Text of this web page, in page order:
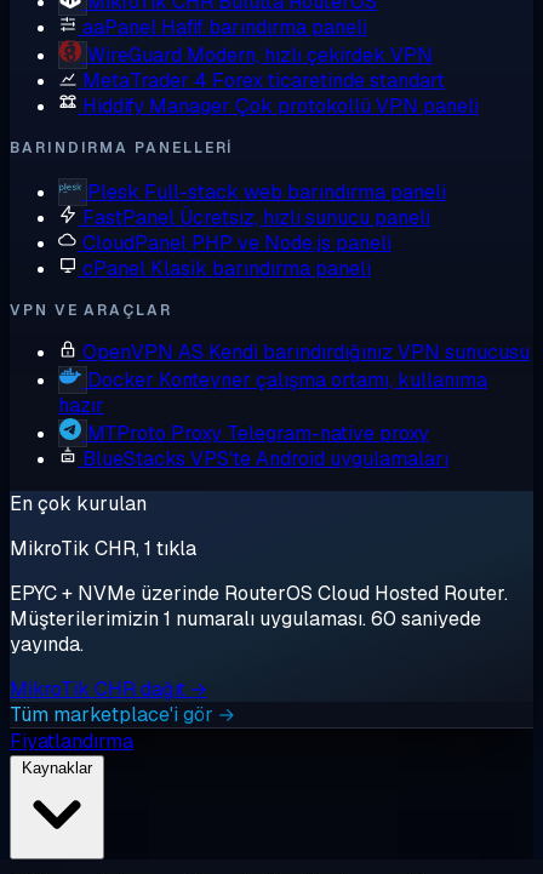
aaPanel Hafif barındırma paneli
WireGuard Modern, hızlı çekirdek VPN
MetaTrader 4 Forex ticaretinde standart
Hiddify Manager Çok protokollü VPN paneli
BARINDIRMA PANELLERI
Plesk Full-stack web barındırma paneli
FastPanel Ücretsiz, hızlı sunucu paneli
CloudPanel PHP ve Node.js paneli
cPanel Klasik barındırma paneli
VPN VE ARAÇLAR
OpenVPN AS Kendi barındırdığınız VPN sunucusu
Docker Konteyner çalışma ortamı, kullanıma
hazır
MTProto Proxy Telegram-native proxy
BlueStacks VPS'te Android uygulamaları
En çok kurulan
MikroTik CHR, 1 tıkla
EPYC + NVMe üzerinde RouterOS Cloud Hosted Router.
Müşterilerimizin 1 numaralı uygulaması. 60 saniyede
yayında.
MikroTik CHR dağıt →
Tüm marketplace'i gör →
Fiyatlandırma
Kaynaklar